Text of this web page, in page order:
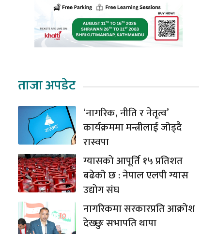
ताजा अपडेट
‘नागरिक, नीति र नेतृत्व’
कार्यक्रममा मन्त्रीलाई जोड्दै
रास्वपा
ग्यासको आपूर्ति १५ प्रतिशत
बढेको छ : नेपाल एलपी ग्यास
उद्योग संघ
नागरिकमा सरकारप्रति आक्रोश
देख्छुः सभापति थापा